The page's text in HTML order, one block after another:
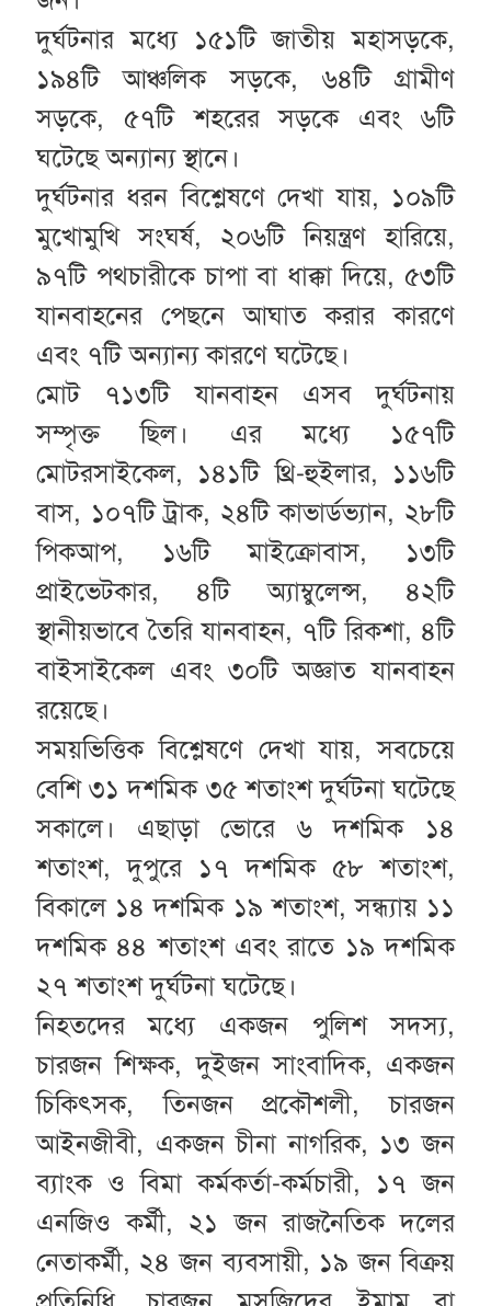
দুর্ঘটনার মধ্যে ১৫১টি জাতীয় মহাসড়কে,
১৯৪টি আঞ্চলিক সড়কে, ৬৪টি গ্রামীণ
সড়কে, ৫৭টি শহরের সড়কে এবং ৬টি
ঘটেছে অন্যান্য স্থানে।
দুর্ঘটনার ধরন বিশ্লেষণে দেখা যায়, ১০৯টি
মুখোমুখি সংঘর্ষ, ২০৬টি নিয়ন্ত্রণ হারিয়ে,
৯৭টি পথচারীকে চাপা বা ধাক্কা দিয়ে, ৫৩টি
যানবাহনের পেছনে আঘাত করার কারণে
এবং ৭টি অন্যান্য কারণে ঘটেছে।
মোট ৭১৩টি যানবাহন এসব দুর্ঘটনায়
সম্পৃক্ত ছিল। এর মধ্যে ১৫৭টি
মোটরসাইকেল, ১৪১টি থ্রি-হুইলার, ১১৬টি
বাস, ১০৭টি ট্রাক, ২৪টি কাভার্ডভ্যান, ২৮টি
পিকআপ, ১৬টি মাইক্রোবাস, ১৩টি
প্রাইভেটকার, ৪টি অ্যাম্বুলেন্স, ৪২টি
স্থানীয়ভাবে তৈরি যানবাহন, ৭টি রিকশা, ৪টি
বাইসাইকেল এবং ৩০টি অজ্ঞাত যানবাহন
রয়েছে।
সময়ভিত্তিক বিশ্লেষণে দেখা যায়, সবচেয়ে
বেশি ৩১ দশমিক ৩৫ শতাংশ দুর্ঘটনা ঘটেছে
সকালে। এছাড়া ভোরে ৬ দশমিক ১৪
শতাংশ, দুপুরে ১৭ দশমিক ৫৮ শতাংশ,
বিকালে ১৪ দশমিক ১৯ শতাংশ, সন্ধ্যায় ১১
দশমিক ৪৪ শতাংশ এবং রাতে ১৯ দশমিক
২৭ শতাংশ দুর্ঘটনা ঘটেছে।
নিহতদের মধ্যে একজন পুলিশ সদস্য,
চারজন শিক্ষক, দুইজন সাংবাদিক, একজন
চিকিৎসক, তিনজন প্রকৌশলী, চারজন
আইনজীবী, একজন চীনা নাগরিক, ১৩ জন
ব্যাংক ও বিমা কর্মকর্তা-কর্মচারী, ১৭ জন
এনজিও কর্মী, ২১ জন রাজনৈতিক দলের
নেতাকর্মী, ২৪ জন ব্যবসায়ী, ১৯ জন বিক্রয়